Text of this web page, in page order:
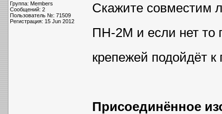
Группа: Members
Сообщений: 2
Пользователь №: 71509
Регистрация: 15 Jun 2012
Скажите совместим
ПН-2М и если нет то
крепежей подойдёт
Присоединённое